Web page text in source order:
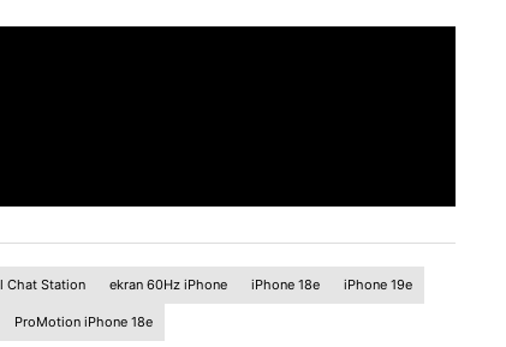
Chat Station ekran 60Hz iPhone iPhone 18e iPhone 19e
ProMotion iPhone 18e